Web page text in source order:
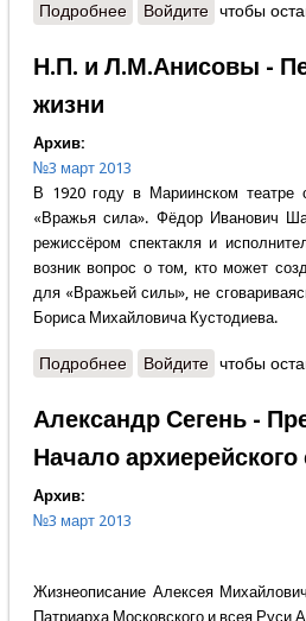
Подробнеео Протоиерей
Войдите чтобы
Н.П. и Л.М.Анисовы -
жизни
Архив:
№3 март 2013
В 1920 году в Мариинском театре
«Вражья сила». Фёдор Иванович
режиссёром спектакля и
возник вопрос о том, кто может
для «Вражьей силы», не
Бориса Михайловича Кустодиева.
Подробнеео Н.П. и Л.М.Анисовы -
Войдите чтобы
Александр Сегень -
Начало
Архив:
№3 март 2013
Жизнеописание Алексея
Патриарха Московского и всея Руси